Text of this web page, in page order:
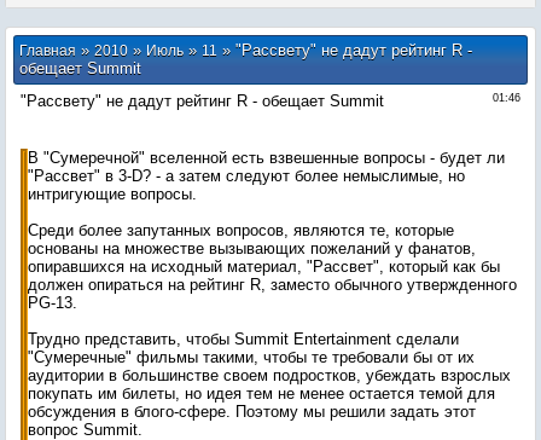
Главная»2010 » Июль » 11» "Рассвету" не дадут рейтинг R -
обещает Summit
01:46
"Рассвету" не дадут рейтинг R - обещает Summit
В "Сумеречной" вселенной есть взвешенные вопросы - будет ли
"Рассвет" в 3-D? - а затем следуют более немыслимые, но
интригующие вопросы.
Среди более запутанных вопросов, являются те, которые
основаны на множестве вызывающих пожеланий у фанатов,
опиравшихся на исходный материал, "Рассвет", который как бы
должен опираться на рейтинг R, заместо обычного утвержденного
PG-13.
Трудно представить, чтобы Summit Entertainment сделали
"Сумеречные" фильмы такими, чтобы те требовали бы от их
аудитории в большинстве своем подростков, убеждать взрослых
покупать им билеты, но идея тем не менее остается темой для
обсуждения в блого-сфере. Поэтому мы решили задать этот
вопрос Summit.